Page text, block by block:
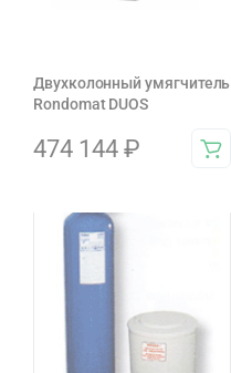
Двухколонный умягчитель
Rondomat DUOS
474 144 ₽